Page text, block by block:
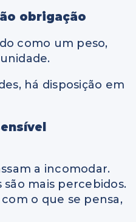
obrigação
como um peso,
há disposição em
a incomodar.
mais percebidos.
o que se pensa,